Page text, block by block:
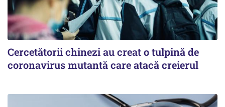
Cercetătorii chinezi au creat o tulpină de
coronavirus mutantă care atacă creierul